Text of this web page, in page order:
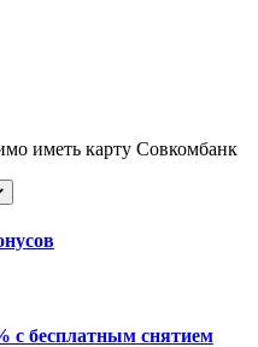
иметь карту Совкомбанк
с бесплатным снятием